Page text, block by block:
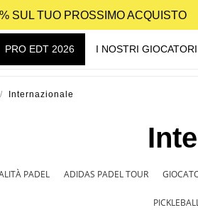
SUL TUO PROSSIMO ACQUISTO
PRO EDT 2026 I NOSTRI GIOCATORI
Internazionale
PADEL ADIDAS PADEL TOUR